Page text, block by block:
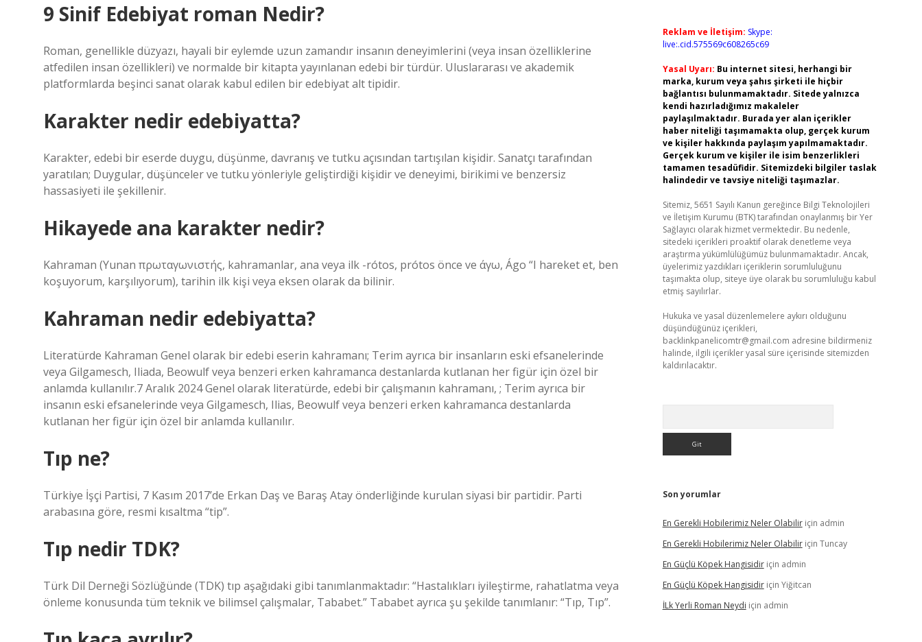
9 Sinif Edebiyat roman Nedir?
Roman, genellikle düzyazı, hayali bir eylemde uzun zamandır insanın deneyimlerini (veya insan özelliklerine
atfedilen insan özellikleri) ve normalde bir kitapta yayınlanan edebi bir türdür. Uluslararası ve akademik
platformlarda beşinci sanat olarak kabul edilen bir edebiyat alt tipidir.
Karakter nedir edebiyatta?
Karakter, edebi bir eserde duygu, düşünme, davranış ve tutku açısından tartışılan kişidir. Sanatçı tarafından
yaratılan; Duygular, düşünceler ve tutku yönleriyle geliştirdiği kişidir ve deneyimi, birikimi ve benzersiz
hassasiyeti ile şekillenir.
Hikayede ana karakter nedir?
Kahraman (Yunan πρωταγωνιστής, kahramanlar, ana veya ilk -rótos, prótos önce ve άγω, Ágo “I hareket et, ben
koşuyorum, karşılıyorum), tarihin ilk kişi veya eksen olarak da bilinir.
Kahraman nedir edebiyatta?
Literatürde Kahraman Genel olarak bir edebi eserin kahramanı; Terim ayrıca bir insanların eski efsanelerinde
veya Gilgamesch, Iliada, Beowulf veya benzeri erken kahramanca destanlarda kutlanan her figür için özel bir
anlamda kullanılır.7 ​​Aralık 2024 Genel olarak literatürde, edebi bir çalışmanın kahramanı, ; Terim ayrıca bir
insanın eski efsanelerinde veya Gilgamesch, Ilias, Beowulf veya benzeri erken kahramanca destanlarda
kutlanan her figür için özel bir anlamda kullanılır.
Tıp ne?
Türkiye İşçi Partisi, 7 Kasım 2017’de Erkan Daş ve Baraş Atay önderliğinde kurulan siyasi bir partidir. Parti
arabasına göre, resmi kısaltma “tip”.
Tıp nedir TDK?
Türk Dil Derneği Sözlüğünde (TDK) tıp aşağıdaki gibi tanımlanmaktadır: “Hastalıkları iyileştirme, rahatlatma veya
önleme konusunda tüm teknik ve bilimsel çalışmalar, Tababet.” Tababet ayrıca şu şekilde tanımlanır: “Tıp, Tıp”.
Reklam ve İletişim: Skype:
live:.cid.575569c608265c69
Yasal Uyarı: Bu internet sitesi, herhangi bir
marka, kurum veya şahıs şirketi ile hiçbir
bağlantısı bulunmamaktadır. Sitede yalnızca
kendi hazırladığımız makaleler
paylaşılmaktadır. Burada yer alan içerikler
haber niteliği taşımamakta olup, gerçek kurum
ve kişiler hakkında paylaşım yapılmamaktadır.
Gerçek kurum ve kişiler ile isim benzerlikleri
tamamen tesadüfidir. Sitemizdeki bilgiler taslak
halindedir ve tavsiye niteliği taşımazlar.
Sitemiz, 5651 Sayılı Kanun gereğince Bilgi Teknolojileri
ve İletişim Kurumu (BTK) tarafından onaylanmış bir Yer
Sağlayıcı olarak hizmet vermektedir. Bu nedenle,
sitedeki içerikleri proaktif olarak denetleme veya
araştırma yükümlülüğümüz bulunmamaktadır. Ancak,
üyelerimiz yazdıkları içeriklerin sorumluluğunu
taşımakta olup, siteye üye olarak bu sorumluluğu kabul
etmiş sayılırlar.
Hukuka ve yasal düzenlemelere aykırı olduğunu
düşündüğünüz içerikleri,
backlinkpanelicomtr@gmail.com adresine bildirmeniz
halinde, ilgili içerikler yasal süre içerisinde sitemizden
kaldırılacaktır.
Son yorumlar
En Gerekli Hobilerimiz Neler Olabiliriçin admin
En Gerekli Hobilerimiz Neler Olabiliriçin Tuncay
En Güçlü Köpek Hangisidiriçin admin
En Güçlü Köpek Hangisidiriçin Yiğitcan
İLk Yerli Roman Neydi için admin